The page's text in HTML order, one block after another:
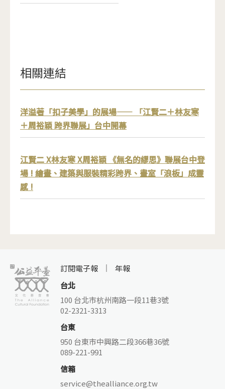
相關連結
洋溢著「扣子美學」的展場—— 「江賢二＋林友寒
＋周裕穎 跨界聯展」台中開幕
江賢二 X林友寒 X周裕穎 《無名的繆思》聯展台中登
場 ! 繪畫、建築與服裝精彩跨界、畫室「浪板」成靈
感 !
訂閱電子報
年報
台北
100 台北市杭州南路一段11巷3號
02-2321-3313
台東
950 台東市中興路二段366巷36號
089-221-991
信箱
service@thealliance.org.tw